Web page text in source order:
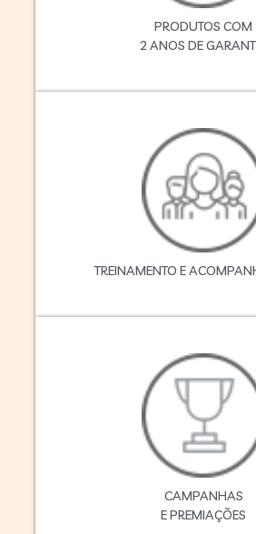
PRODUTOS COM
2 ANOS DE
TREINAMENTO E
CAMPANHAS
E PREMIAÇÕES